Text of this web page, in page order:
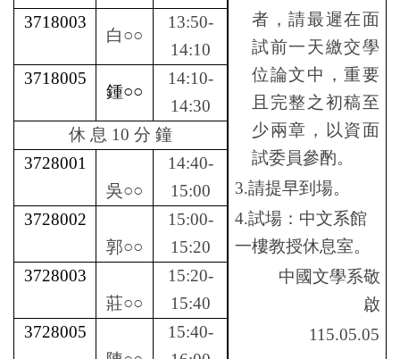
者，請最遲在面
試前一天繳交學
位論文中，重要
且完整之初稿至
少兩章，以資面
試委員參酌。
3.請提早到場。
4.試場：中文系館
一樓教授休息室。
中國文學系敬
啟
115.05.05
3718003
白○○
13:50-
14:10
3718005
鍾○○
14:10-
14:30
休 息 10 分 鐘
3728001
吳○○
14:40-
15:00
3728002
郭○○
15:00-
15:20
3728003
莊○○
15:20-
15:40
3728005
15:40-